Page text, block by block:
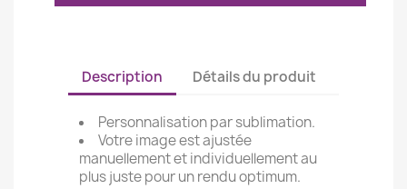
Description Détails du produit
Personnalisation par sublimation.
Votre image est ajustée
manuellement et individuellement au
plus juste pour un rendu optimum.